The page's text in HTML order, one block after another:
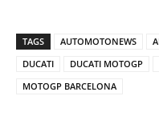
TAGS AUTOMOTONEWS
DUCATI
DUCATI MOTOGP
MOTOGP BARCELONA